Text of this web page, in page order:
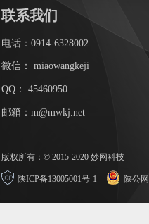
联系我们
电话：0914-6328002
微信： miaowangkeji
QQ： 45460950
邮箱：m@mwkj.net
版权所有：© 2015-2020 妙网科技
陕ICP备13005001号-1 陕公